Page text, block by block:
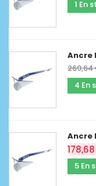
1 En
Ancre
269,64
4 En
Ancre
5 En